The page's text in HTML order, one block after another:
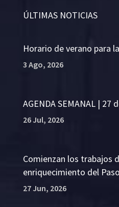
ÚLTIMAS NOTICIAS
Horario de verano para
3 Ago, 2026
AGENDA SEMANAL | 27
26 Jul, 2026
Comienzan los trabajos
enriquecimiento del
27 Jun, 2026